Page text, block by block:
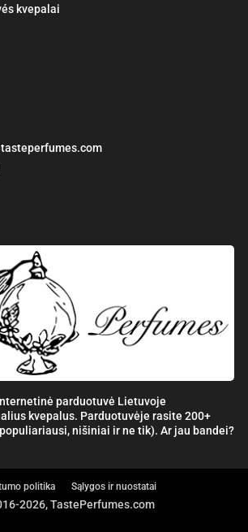
kvepalai
parduotuvė Lietuvoje
kvepalus. Parduotuvėje rasite 200+
nišiniai ir ne tik). Ar jau bandei?
politika Sąlygos ir nuostatai
2026, TastePerfumes.com